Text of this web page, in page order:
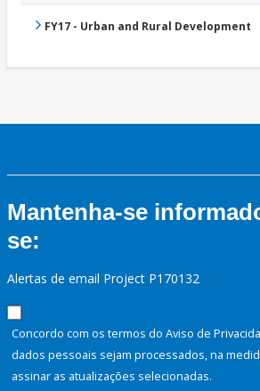
FY17 - Urban and Rural Development
Mantenha-se
se:
Alertas de email Project P170132
Concordo com os termos do Aviso de
dados pessoais sejam processados, na
assinar as atualizações selecionadas.